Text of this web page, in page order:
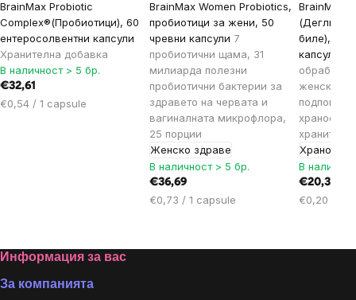
BrainMax Probiotic
Complex®(Пробиотици), 60
ентеросолвентни капсули
Хранителна добавка
В наличност > 5 бр.
€32,61
Цена
€0,54 / 1 capsule
BrainMax Women Probiotics,
пробиотици за жени, 50
чревни капсули 7
пробиотични щама, 31
милиарда полезни
пробиотични бактерии за
здравето на червата и
вагиналната микрофлора,
25 порции
Женско здраве
В наличност > 5 бр.
€36,69
Цена
€0,73 / 1 capsule
BrainMax
биле), 100
капсули
обработен
женско
В
€20,36
Цена
€0,20 / 1
Footer
Информация за вас
За компанията